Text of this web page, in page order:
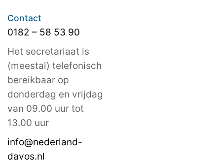
Contact
0182 – 58 53 90
Het secretariaat is
(meestal) telefonisch
bereikbaar op
donderdag en vrijdag
van 09.00 uur tot
13.00 uur
info@nederland-
davos.nl